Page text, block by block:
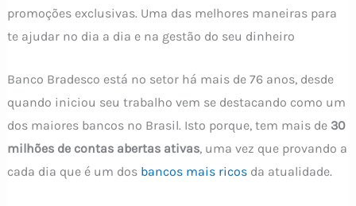
promoções exclusivas. Uma das melhores maneiras para
te ajudar no dia a dia e na gestão do seu dinheiro
Banco Bradesco está no setor há mais de 76 anos, desde
quando iniciou seu trabalho vem se destacando como um
dos maiores bancos no Brasil. Isto porque, tem mais de 30
milhões de contas abertas ativas, uma vez que provando a
cada dia que é um dos bancos mais ricosda atualidade.